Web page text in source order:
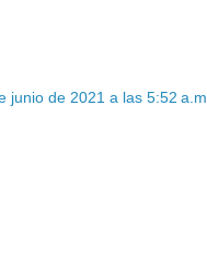
junio de 2021 a las 5:52 a.m.